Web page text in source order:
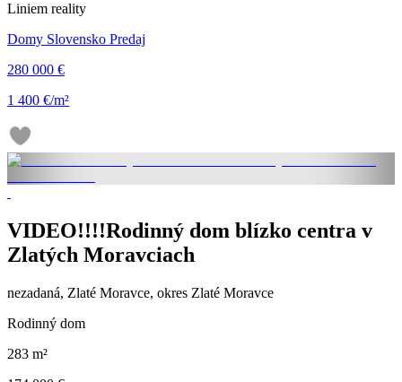
Liniem reality
Domy Slovensko Predaj
280 000 €
1 400 €/m²
VIDEO!!!!Rodinný dom blízko centra v
Zlatých Moravciach
nezadaná, Zlaté Moravce, okres Zlaté Moravce
Rodinný dom
283 m²